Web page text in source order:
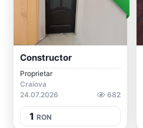
Constructor
Proprietar
Craiova
24.07.2026
682
1 RON